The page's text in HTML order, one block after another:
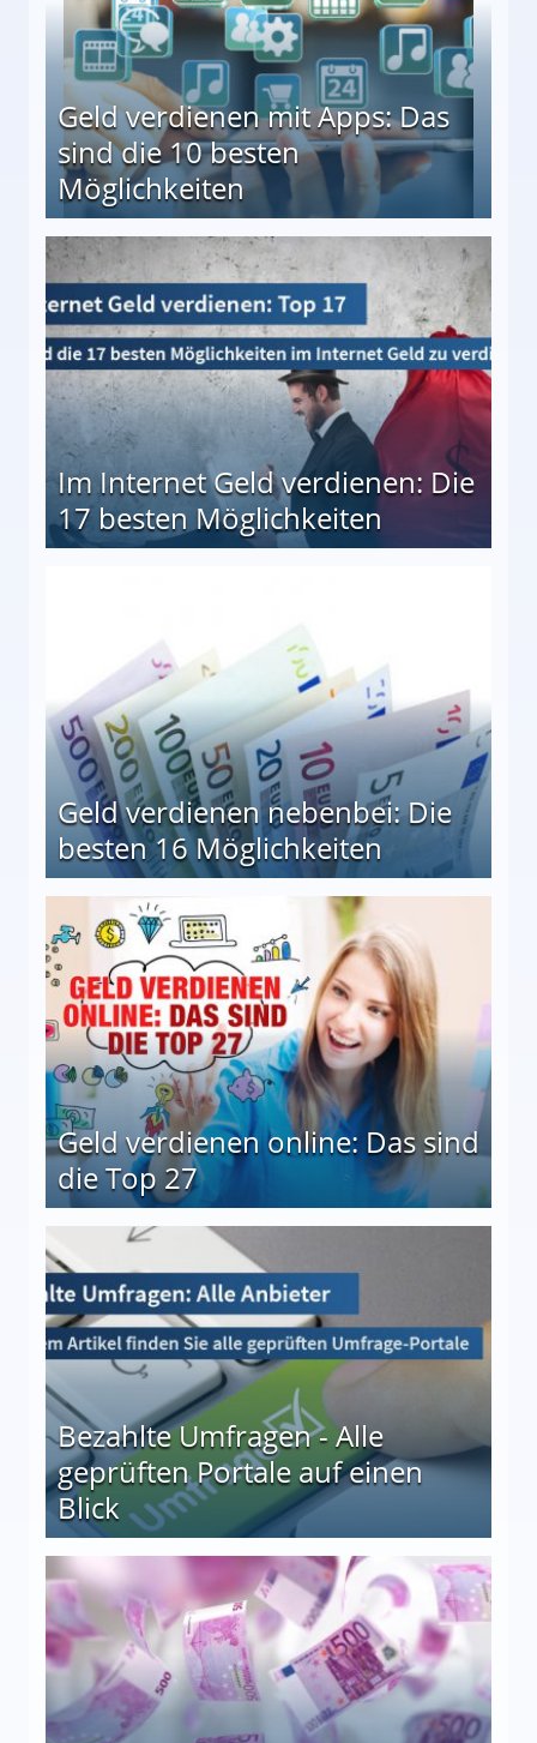
Geld verdienen mit Apps: Das
sind die 10 besten
Möglichkeiten
besten Möglichkeiten
Im Internet Geld verdienen: Die
17 besten Möglichkeiten
Geld verdienen nebenbei: Die
besten 16 Möglichkeiten
Geld verdienen online: Das sind
die Top 27
Bezahlte Umfragen - Alle
geprüften Portale auf einen
Blick
auf einen Blick